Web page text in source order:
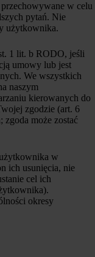
w celu
pytań. Nie
użytkownika.
1 lit. b RODO, jeśli
umowy lub jest
We wszystkich
naszym
kierowanych do
zgodzie (art. 6
zgoda może zostać
w
ich usunięcia, nie
cel ich
okresy